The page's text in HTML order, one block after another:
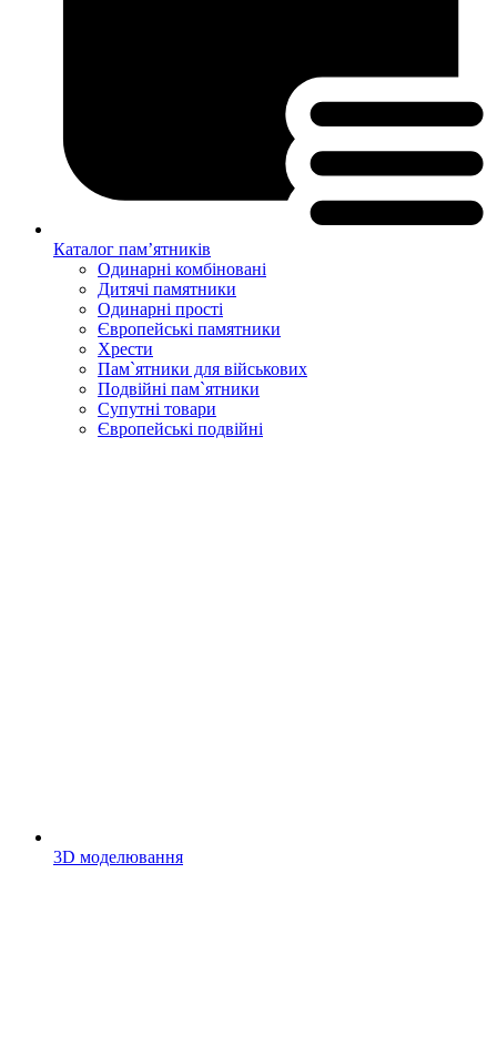
Каталог пам’ятників
Одинарні комбіновані
Дитячі памятники
Одинарні прості
Європейські памятники
Хрести
Пам`ятники для військових
Подвійні пам`ятники
Супутні товари
Європейські подвійні
3D моделювання